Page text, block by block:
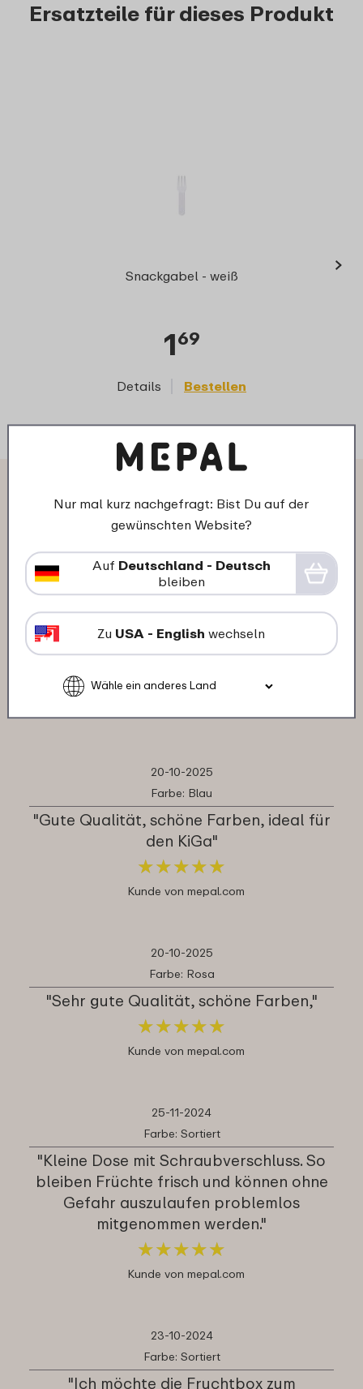
Ersatzteile für dieses Produkt
Snackgabel - weiß
169
Details Bestellen
›
Fruchtbox Campus 300 ml:
16-11-2025
Farbe: Paw Patrol Girls
"Optisch schön, sehr gute Qualität
könnte nur etwas größer sein ."
★★★★★
★★★★★
20-10-2025
Farbe: Blau
"Gute Qualität, schöne Farben, ideal für
den KiGa"
★★★★★
★★★★★
Kunde von mepal.com
20-10-2025
Farbe: Rosa
"Sehr gute Qualität, schöne Farben,"
★★★★★
★★★★★
Kunde von mepal.com
25-11-2024
Farbe: Sortiert
"Kleine Dose mit Schraubverschluss. So
bleiben Früchte frisch und können ohne
Gefahr auszulaufen problemlos
mitgenommen werden."
★★★★★
★★★★★
Kunde von mepal.com
23-10-2024
Farbe: Sortiert
"Ich möchte die Fruchtbox zum
Nur mal kurz nachgefragt: Bist Du auf der
gewünschten Website?
Auf Deutschland - Deutsch
bleiben
Zu USA - English wechseln